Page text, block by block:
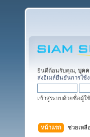
ยินดีต้อนรับคุณ, บุคค
ส่งอีเมล์ยืนยันการใช้
เข้าสู่ระบบด้วยชื่อผู้ใ
หน้าแรก ช่วยเหลือ